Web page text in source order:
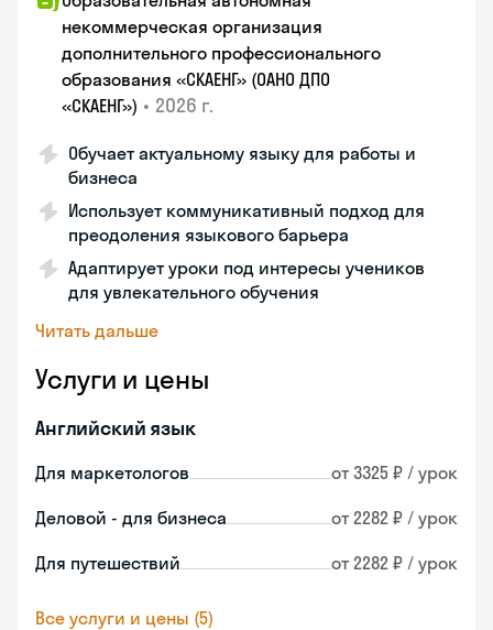
некоммерческая организация
дополнительного профессионального
образования «СКАЕНГ» (ОАНО ДПО
«СКАЕНГ») • 2026 г.
Обучает актуальному языку для работы и
бизнеса
Использует коммуникативный подход для
преодоления языкового барьера
Адаптирует уроки под интересы учеников
для увлекательного обучения
Читать дальше
Услуги и цены
Английский язык
Для маркетологов от 3325 ₽ / урок
Деловой - для бизнеса от 2282 ₽ / урок
Для путешествий от 2282 ₽ / урок
Все услуги и цены (5)